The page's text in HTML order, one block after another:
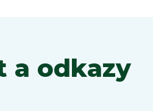
a odkazy